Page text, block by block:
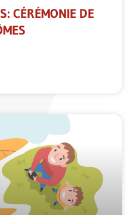
CÉRÉMONIE DE